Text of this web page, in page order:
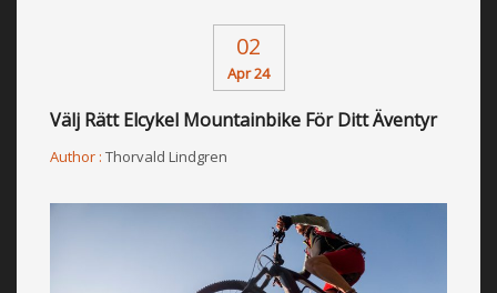
02
Apr 24
Välj Rätt Elcykel Mountainbike För Ditt Äventyr
Author : Thorvald Lindgren